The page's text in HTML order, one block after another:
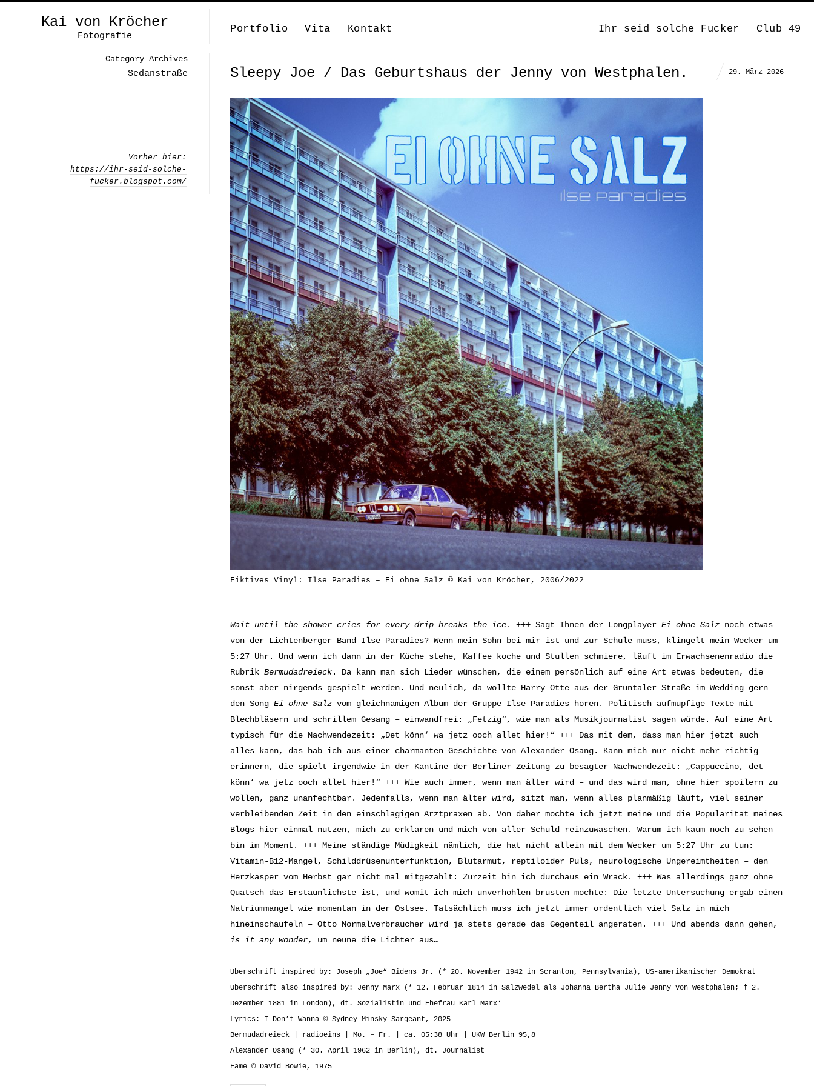
Kai von Kröcher
Fotografie
Portfolio Vita Kontakt Ihr seid solche Fucker Club 49
Sleepy Joe / Das Geburtshaus der Jenny von Westphalen. 29. März 2026
Fiktives Vinyl: Ilse Paradies – Ei ohne Salz © Kai von Kröcher, 2006/2022
Wait until the shower cries for every drip breaks the ice. +++ Sagt Ihnen der Longplayer Ei ohne Salz noch etwas –
von der Lichtenberger Band Ilse Paradies? Wenn mein Sohn bei mir ist und zur Schule muss, klingelt mein Wecker um
5:27 Uhr. Und wenn ich dann in der Küche stehe, Kaffee koche und Stullen schmiere, läuft im Erwachsenenradio die
Rubrik Bermudadreieck. Da kann man sich Lieder wünschen, die einem persönlich auf eine Art etwas bedeuten, die
sonst aber nirgends gespielt werden. Und neulich, da wollte Harry Otte aus der Grüntaler Straße im Wedding gern
den Song Ei ohne Salz vom gleichnamigen Album der Gruppe Ilse Paradies hören. Politisch aufmüpfige Texte mit
Blechbläsern und schrillem Gesang – einwandfrei: „Fetzig“, wie man als Musikjournalist sagen würde. Auf eine Art
typisch für die Nachwendezeit: „Det könn‘ wa jetz ooch allet hier!“ +++ Das mit dem, dass man hier jetzt auch
alles kann, das hab ich aus einer charmanten Geschichte von Alexander Osang. Kann mich nur nicht mehr richtig
erinnern, die spielt irgendwie in der Kantine der Berliner Zeitung zu besagter Nachwendezeit: „Cappuccino, det
könn‘ wa jetz ooch allet hier!“ +++ Wie auch immer, wenn man älter wird – und das wird man, ohne hier spoilern zu
wollen, ganz unanfechtbar. Jedenfalls, wenn man älter wird, sitzt man, wenn alles planmäßig läuft, viel seiner
verbleibenden Zeit in den einschlägigen Arztpraxen ab. Von daher möchte ich jetzt meine und die Popularität meines
Blogs hier einmal nutzen, mich zu erklären und mich von aller Schuld reinzuwaschen. Warum ich kaum noch zu sehen
bin im Moment. +++ Meine ständige Müdigkeit nämlich, die hat nicht allein mit dem Wecker um 5:27 Uhr zu tun:
Vitamin-B12-Mangel, Schilddrüsenunterfunktion, Blutarmut, reptiloider Puls, neurologische Ungereimtheiten – den
Herzkasper vom Herbst gar nicht mal mitgezählt: Zurzeit bin ich durchaus ein Wrack. +++ Was allerdings ganz ohne
Quatsch das Erstaunlichste ist, und womit ich mich unverhohlen brüsten möchte: Die letzte Untersuchung ergab einen
Natriummangel wie momentan in der Ostsee. Tatsächlich muss ich jetzt immer ordentlich viel Salz in mich
hineinschaufeln – Otto Normalverbraucher wird ja stets gerade das Gegenteil angeraten. +++ Und abends dann gehen,
is it any wonder, um neune die Lichter aus…
Überschrift inspired by: Joseph „Joe“ Bidens Jr. (* 20. November 1942 in Scranton, Pennsylvania), US-amerikanischer Demokrat
Überschrift also inspired by: Jenny Marx (* 12. Februar 1814 in Salzwedel als Johanna Bertha Julie Jenny von Westphalen; † 2.
Dezember 1881 in London), dt. Sozialistin und Ehefrau Karl Marx‘
Lyrics: I Don’t Wanna © Sydney Minsky Sargeant, 2025
Bermudadreieck | radioeins | Mo. – Fr. | ca. 05:38 Uhr | UKW Berlin 95,8
Alexander Osang (* 30. April 1962 in Berlin), dt. Journalist
Fame © David Bowie, 1975
Category Archives
Sedanstraße
Vorher hier:
https://ihr-seid-solche-
fucker.blogspot.com/